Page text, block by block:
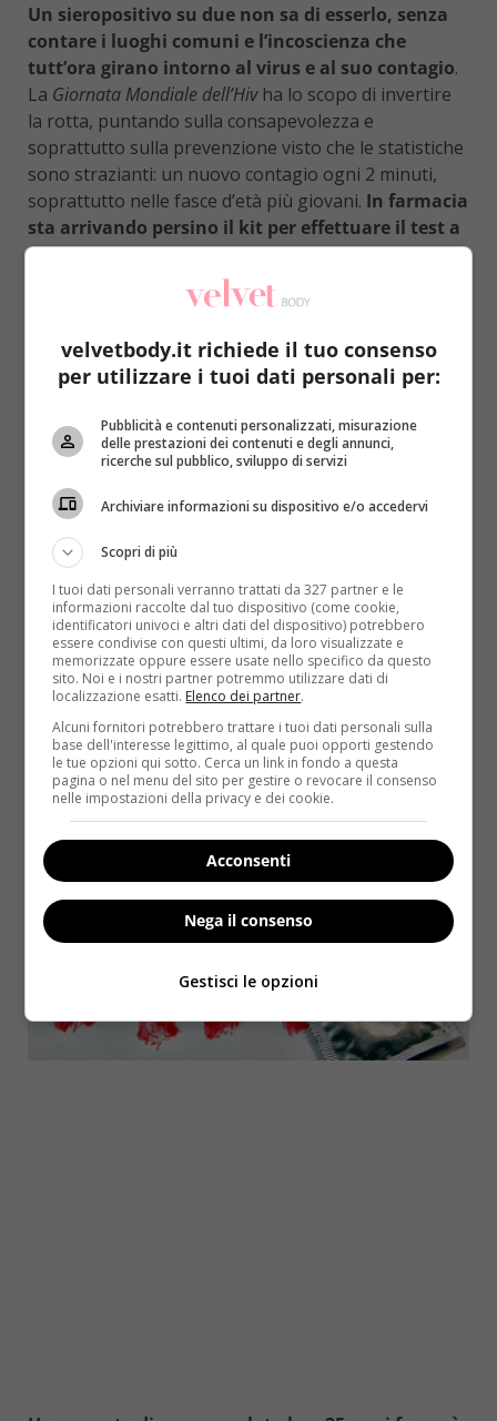
Un sieropositivo su due non sa di esserlo, senza
contare i luoghi comuni e l’incoscienza che
tutt’ora girano intorno al virus e al suo contagio.
La Giornata Mondiale dell’Hivha lo scopo di invertire
la rotta, puntando sulla consapevolezza e
soprattutto sulla prevenzione visto che le statistiche
sono strazianti: un nuovo contagio ogni 2 minuti,
soprattutto nelle fasce d’età più giovani. In farmacia
sta arrivando persino il kit per effettuare il test a
casa, così da tenere sotto controllo la propria
(LEGGI ANCHE: AIDS, IN FARMACIA UN KIT
PER FARE DA SOLI A CASA IL TEST HIV)
vigeva fino a qualche decennio fa è stato tolto del
tutto.
Le aspettative sono alte anche da un punto di
vista sanitario: si parla di vaccino(LEGGI ANCHE:
IL VACCINO CONTRO L’HIV ESISTE: SI PARTE ENTRO
LA FINE DEL 2016)e persino del primo paziente
guarito
SCONFIGGE L’HIV: GUARITO IL PRIMO PAZIENTE)
La ricerca va avanti e con essa anche le speranze di
tutti coloro che scoprono di essere malati di hiv o
aids. Oltre a tutto ciò, esistono testimonianze
positive volte a dimostrare la realtà più importante:
malati di hiv possono convivere con il virus e
avere una vita normale. Una donna di 50 anni ha
voluto raccontare la sua esperienza – in completo
anonimato – all’HuffPost.
velvetbody.it richiede il tuo consenso
per utilizzare i tuoi dati personali per:
Pubblicità e contenuti personalizzati, misurazione
delle prestazioni dei contenuti e degli annunci,
ricerche sul pubblico, sviluppo di servizi
Archiviare informazioni su dispositivo e/o accedervi
Scopri di più
I tuoi dati personali verranno trattati da 327 partner e le
informazioni raccolte dal tuo dispositivo (come cookie,
identificatori univoci e altri dati del dispositivo) potrebbero
essere condivise con questi ultimi, da loro visualizzate e
memorizzate oppure essere usate nello specifico da questo
sito. Noi e i nostri partner potremmo utilizzare dati di
localizzazione esatti. Elenco dei partner.
Alcuni fornitori potrebbero trattare i tuoi dati personali sulla
base dell'interesse legittimo, al quale puoi opporti gestendo
le tue opzioni qui sotto. Cerca un link in fondo a questa
pagina o nel menu del sito per gestire o revocare il consenso
nelle impostazioni della privacy e dei cookie.
Acconsenti
Nega il consenso
Gestisci le opzioni